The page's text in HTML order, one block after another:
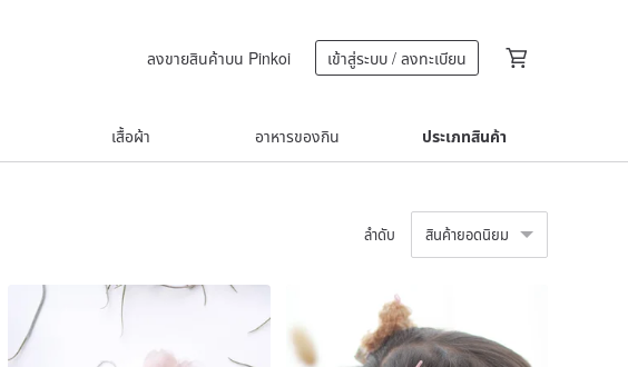
ลงขายสินค้าบน Pinkoi เข้าสู่ระบบ / ลงทะเบียน
เสื้อผ้า อาหารของกิน ประเภทสินค้า
ลำดับ สินค้ายอดนิยม